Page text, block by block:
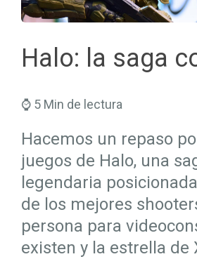
Seguros Salud
Hogar
Planes de Futuro
Trabaja en Mapfre
Halo: la saga
⌚ 5 Min de lectura
Hacemos un repaso
juegos de Halo, una
legendaria
de los mejores
persona para
existen y la estrella de